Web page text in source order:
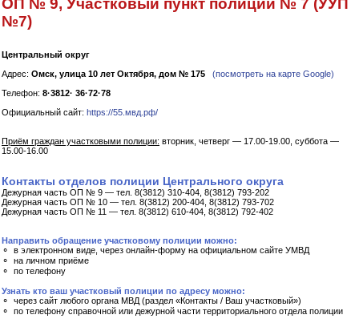
ОП № 9, Участковый пункт полиции № 7 (УУП
№7)
Центральный округ
Адрес: Омск, улица 10 лет Октября, дом № 175
(посмотреть на карте Google)
Телефон: 8·3812· 36·72·78
Официальный сайт: https://55.мвд.рф/
Приём граждан участковыми полиции: вторник, четверг — 17.00-19.00, суббота —
15.00-16.00
Контакты отделов полиции Центрального округа
Дежурная часть ОП № 9 — тел. 8(3812) 310-404, 8(3812) 793-202
Дежурная часть ОП № 10 — тел. 8(3812) 200-404, 8(3812) 793-702
Дежурная часть ОП № 11 — тел. 8(3812) 610-404, 8(3812) 792-402
Направить обращение участковому полиции можно:
⚬ в электронном виде, через онлайн-форму на официальном сайте УМВД
⚬ на личном приёме
⚬ по телефону
Узнать кто ваш участковый полиции по адресу можно:
⚬ через сайт любого органа МВД (раздел «Контакты / Ваш участковый»)
⚬ по телефону справочной или дежурной части территориального отдела полиции